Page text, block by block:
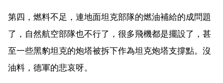
第四，燃料不足，連地面坦克部隊的燃油補給的成問題
了，自然航空部隊也不行了，很多飛機都是擺設了，甚
至一些黑豹坦克的炮塔被拆下作為坦克炮塔支撐點。沒
油料，德軍的悲哀呀。